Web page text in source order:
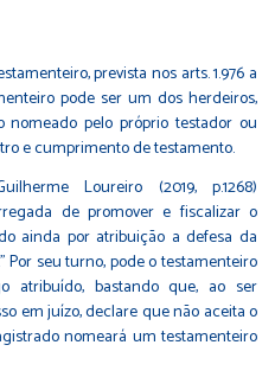
prevista nos arts. 1.976 a
pode ser um dos herdeiros,
pelo próprio testador ou
e cumprimento de testamento.
Loureiro (2019, p.1268)
de promover e fiscalizar o
ainda por atribuição a defesa da
seu turno, pode o testamenteiro
atribuído, bastando que, ao ser
em juízo, declare que não aceita o
nomeará um testamenteiro